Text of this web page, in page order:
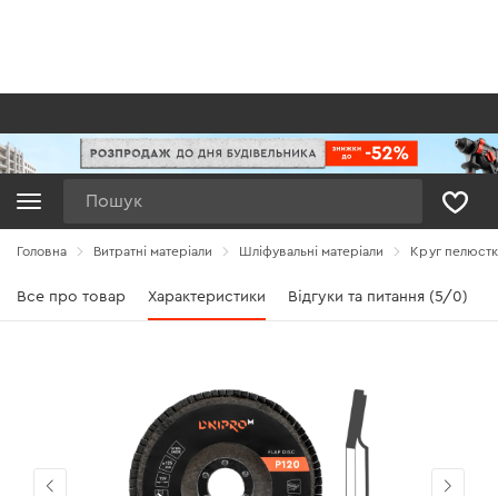
Головна Витратні матеріали Шліфувальні матеріали Круг
Все про товар Характеристики Відгуки та питання (5/0)